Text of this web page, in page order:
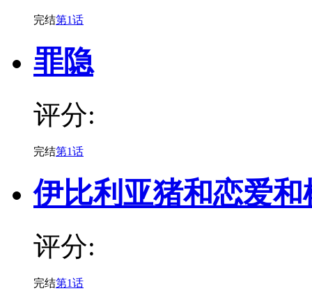
完结第1话
罪隐
评分:
完结第1话
伊比利亚猪和恋爱和
评分:
完结第1话